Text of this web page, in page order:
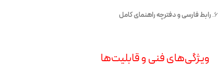
رابط فارسی و دفترچه راهنمای کامل
ویژگی‌های فنی و قابلیت‌ها